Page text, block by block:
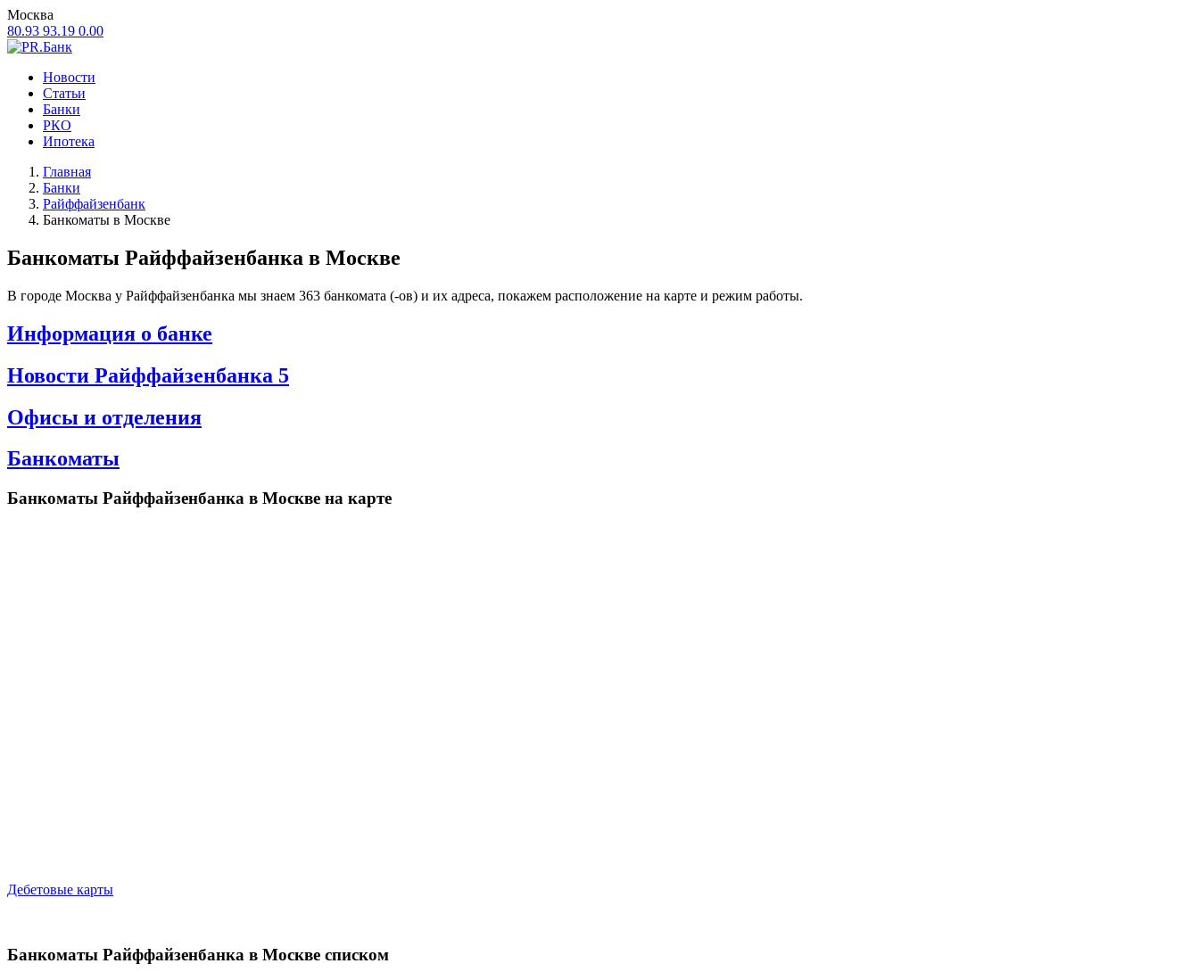
Москва
80.93 93.19 0.00
Новости
Статьи
Банки
РКО
Ипотека
Главная
Банки
Райффайзенбанк
Банкоматы в Москве
Банкоматы Райффайзенбанка в Москве
В городе Москва у Райффайзенбанка мы знаем 363 банкомата (-ов) и их адреса, покажем расположение на карте и режим работы.
Информация о банке
Новости Райффайзенбанка 5
Офисы и отделения
Банкоматы
Банкоматы Райффайзенбанка в Москве на карте
Дебетовые карты
Банкоматы Райффайзенбанка в Москве списком